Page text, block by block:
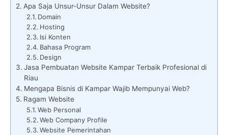
Apa Saja Unsur-Unsur Dalam Website?
Domain
Hosting
Isi Konten
Bahasa Program
Design
Jasa Pembuatan Website Kampar Terbaik Profesional di
Riau
Mengapa Bisnis di Kampar Wajib Mempunyai Web?
Ragam Website
Web Personal
Web Company Profile
Website Pemerintahan